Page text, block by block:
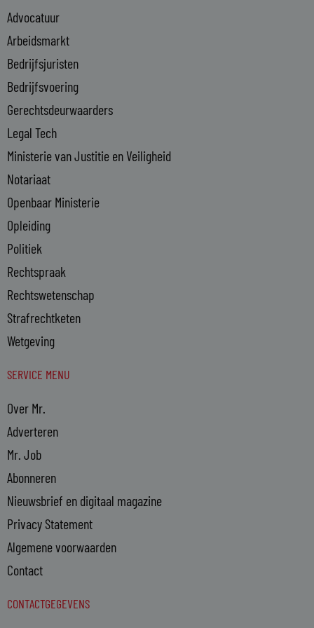
d
i
n
-
i
n
Advocatuur
Arbeidsmarkt
Bedrijfsjuristen
Bedrijfsvoering
Gerechtsdeurwaarders
Legal Tech
Ministerie van Justitie en Veiligheid
Notariaat
Openbaar Ministerie
Opleiding
Politiek
Rechtspraak
Rechtswetenschap
Strafrechtketen
Wetgeving
SERVICE MENU
Over Mr.
Adverteren
Mr. Job
Abonneren
Nieuwsbrief en digitaal magazine
Privacy Statement
Algemene voorwaarden
Contact
CONTACTGEGEVENS